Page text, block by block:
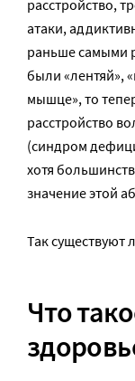
расстройство,
атаки,
раньше самыми
были «лентяй»,
мышце», то
расстройство
(синдром
хотя
значение этой
Так существуют
Что